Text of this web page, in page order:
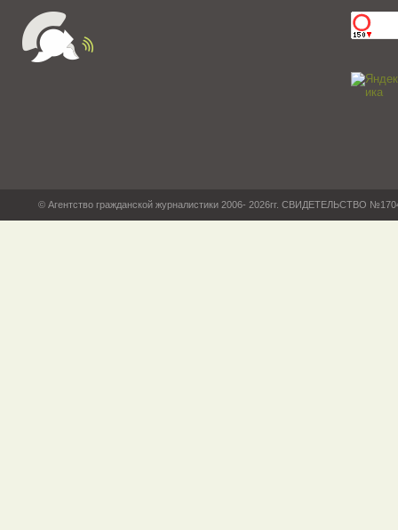
© Агентство гражданской журналистики 2006- 2026гг. СВИДЕТЕЛЬСТВО